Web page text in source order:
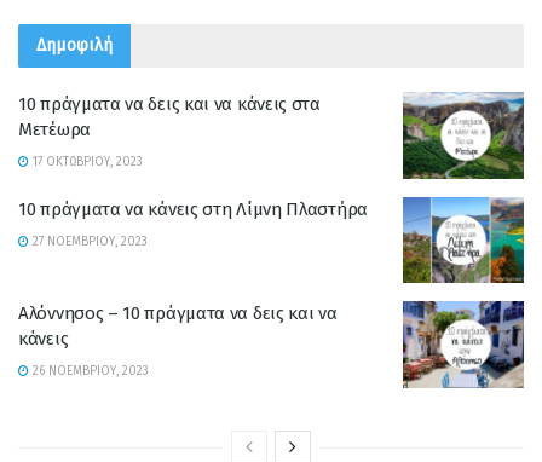
Δημοφιλή
10 πράγματα να δεις και να κάνεις στα
Μετέωρα
17 ΟΚΤΩΒΡΊΟΥ, 2023
10 πράγματα να κάνεις στη Λίμνη Πλαστήρα
27 ΝΟΕΜΒΡΊΟΥ, 2023
Αλόννησος – 10 πράγματα να δεις και να
κάνεις
26 ΝΟΕΜΒΡΊΟΥ, 2023